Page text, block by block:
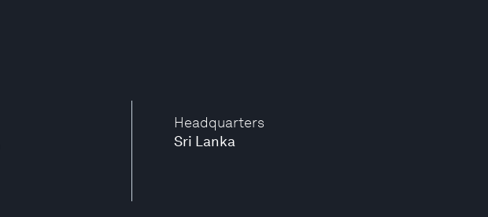
Headquarters
Sri Lanka